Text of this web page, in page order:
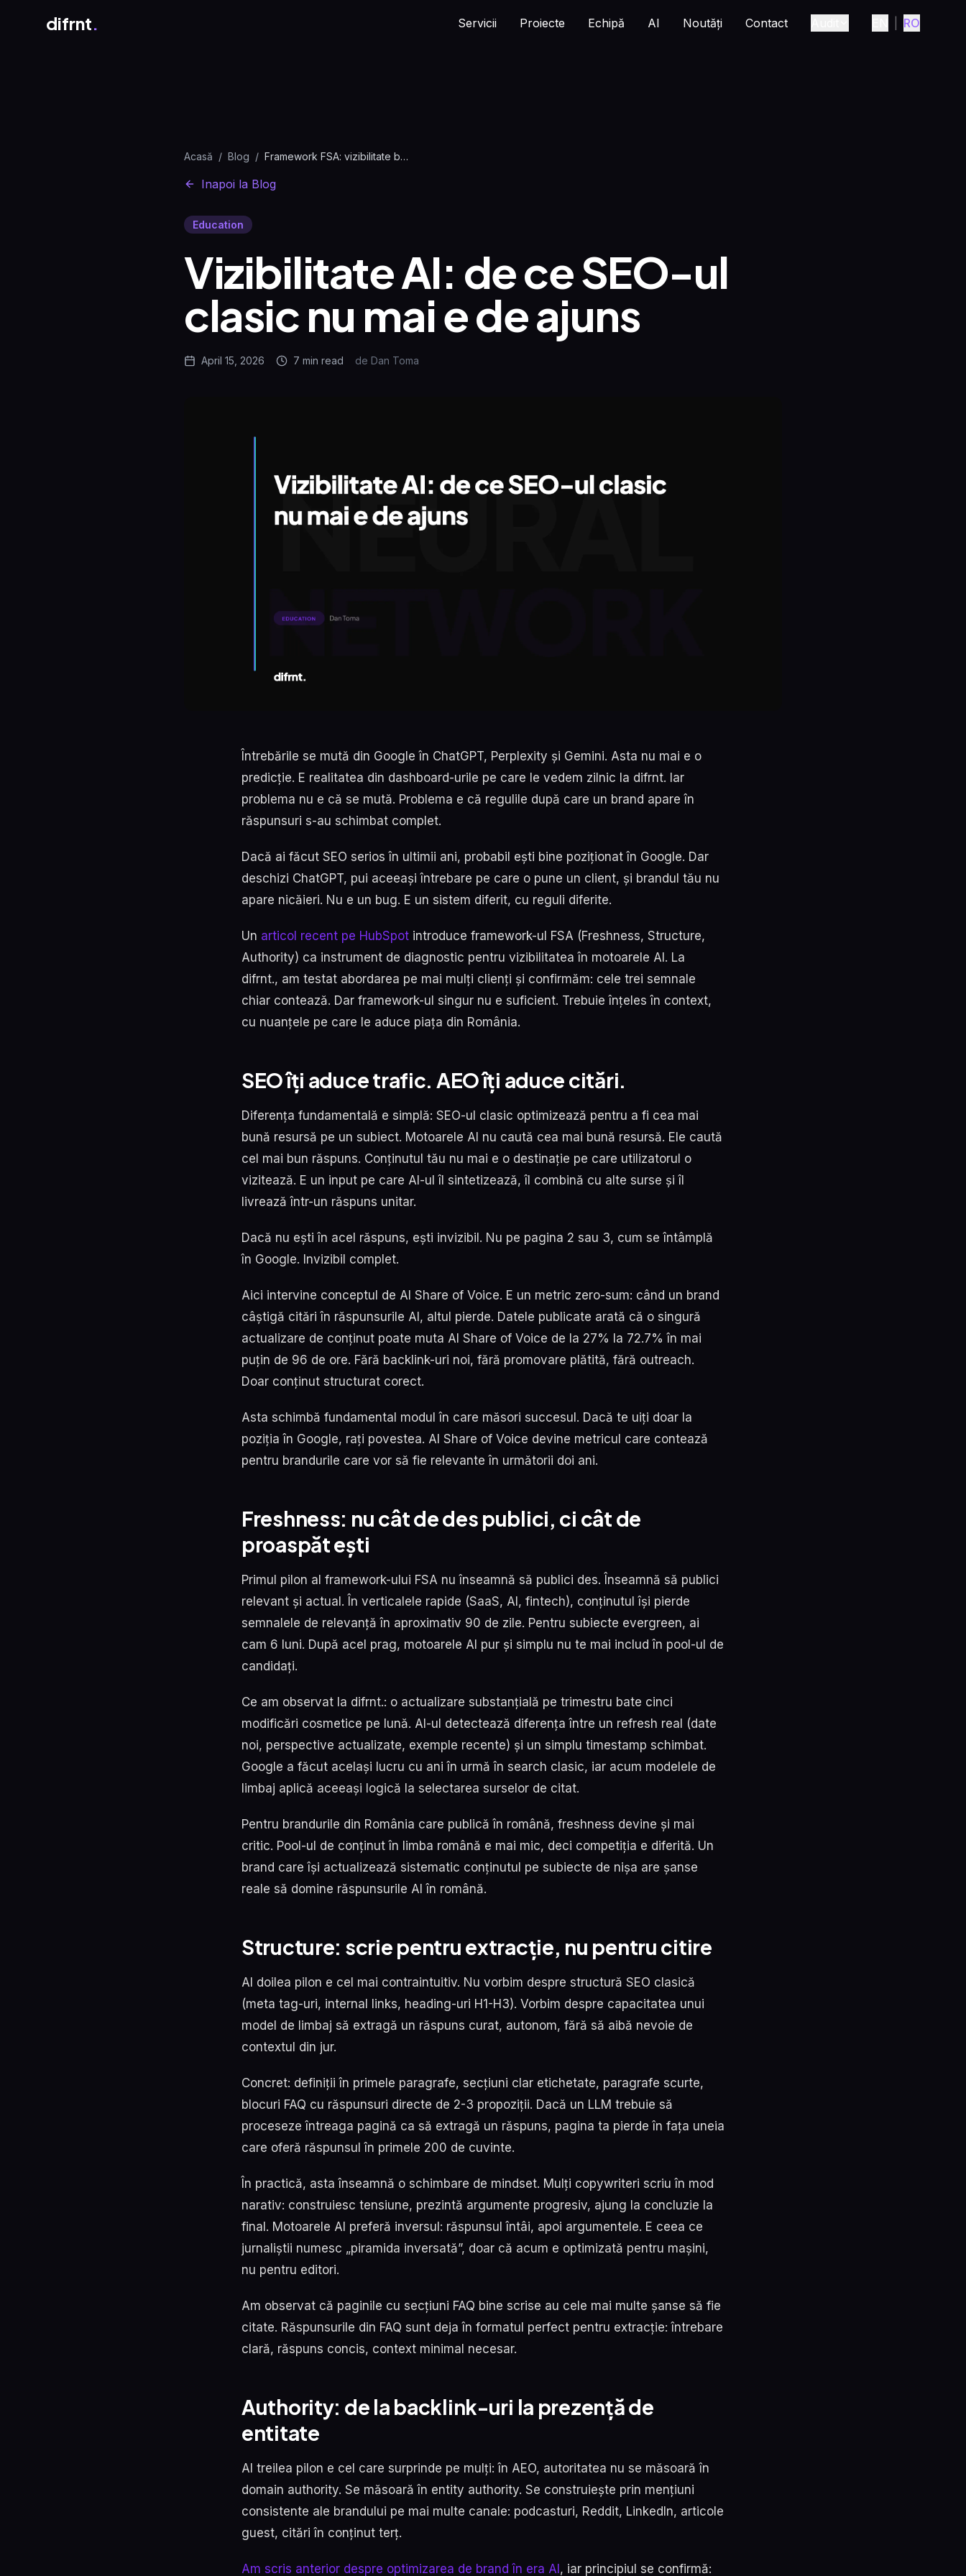
difrnt. Servicii Proiecte Echipă AI Noutăți Contact RO
Acasă / Blog / Framework FSA: vizibilitate brand în motoarele AI
Inapoi la Blog
Education
Vizibilitate AI: de ce SEO-ul
clasic nu mai e de ajuns
April 15, 2026 7 min read de Dan Toma
Întrebările se mută din Google în ChatGPT, Perplexity și Gemini. Asta nu mai e o
predicție. E realitatea din dashboard-urile pe care le vedem zilnic la difrnt. Iar
problema nu e că se mută. Problema e că regulile după care un brand apare în
răspunsuri s-au schimbat complet.
Dacă ai făcut SEO serios în ultimii ani, probabil ești bine poziționat în Google. Dar
deschizi ChatGPT, pui aceeași întrebare pe care o pune un client, și brandul tău nu
apare nicăieri. Nu e un bug. E un sistem diferit, cu reguli diferite.
Un articol recent pe HubSpot introduce framework-ul FSA (Freshness, Structure,
Authority) ca instrument de diagnostic pentru vizibilitatea în motoarele AI. La
difrnt., am testat abordarea pe mai mulți clienți și confirmăm: cele trei semnale
chiar contează. Dar framework-ul singur nu e suficient. Trebuie înțeles în context,
cu nuanțele pe care le aduce piața din România.
SEO îți aduce trafic. AEO îți aduce citări.
Diferența fundamentală e simplă: SEO-ul clasic optimizează pentru a fi cea mai
bună resursă pe un subiect. Motoarele AI nu caută cea mai bună resursă. Ele caută
cel mai bun răspuns. Conținutul tău nu mai e o destinație pe care utilizatorul o
vizitează. E un input pe care AI-ul îl sintetizează, îl combină cu alte surse și îl
livrează într-un răspuns unitar.
Dacă nu ești în acel răspuns, ești invizibil. Nu pe pagina 2 sau 3, cum se întâmplă
în Google. Invizibil complet.
Aici intervine conceptul de AI Share of Voice. E un metric zero-sum: când un brand
câștigă citări în răspunsurile AI, altul pierde. Datele publicate arată că o singură
actualizare de conținut poate muta AI Share of Voice de la 27% la 72.7% în mai
puțin de 96 de ore. Fără backlink-uri noi, fără promovare plătită, fără outreach.
Doar conținut structurat corect.
Asta schimbă fundamental modul în care măsori succesul. Dacă te uiți doar la
poziția în Google, rați povestea. AI Share of Voice devine metricul care contează
pentru brandurile care vor să fie relevante în următorii doi ani.
Freshness: nu cât de des publici, ci cât de
proaspăt ești
Primul pilon al framework-ului FSA nu înseamnă să publici des. Înseamnă să publici
relevant și actual. În verticalele rapide (SaaS, AI, fintech), conținutul își pierde
semnalele de relevanță în aproximativ 90 de zile. Pentru subiecte evergreen, ai
cam 6 luni. După acel prag, motoarele AI pur și simplu nu te mai includ în pool-ul de
candidați.
Ce am observat la difrnt.: o actualizare substanțială pe trimestru bate cinci
modificări cosmetice pe lună. AI-ul detectează diferența între un refresh real (date
noi, perspective actualizate, exemple recente) și un simplu timestamp schimbat.
Google a făcut același lucru cu ani în urmă în search clasic, iar acum modelele de
limbaj aplică aceeași logică la selectarea surselor de citat.
Pentru brandurile din România care publică în română, freshness devine și mai
critic. Pool-ul de conținut în limba română e mai mic, deci competiția e diferită. Un
brand care își actualizează sistematic conținutul pe subiecte de nișa are șanse
reale să domine răspunsurile AI în română.
Structure: scrie pentru extracție, nu pentru citire
Al doilea pilon e cel mai contraintuitiv. Nu vorbim despre structură SEO clasică
(meta tag-uri, internal links, heading-uri H1-H3). Vorbim despre capacitatea unui
model de limbaj să extragă un răspuns curat, autonom, fără să aibă nevoie de
contextul din jur.
Concret: definiții în primele paragrafe, secțiuni clar etichetate, paragrafe scurte,
blocuri FAQ cu răspunsuri directe de 2-3 propoziții. Dacă un LLM trebuie să
proceseze întreaga pagină ca să extragă un răspuns, pagina ta pierde în fața uneia
care oferă răspunsul în primele 200 de cuvinte.
În practică, asta înseamnă o schimbare de mindset. Mulți copywriteri scriu în mod
narativ: construiesc tensiune, prezintă argumente progresiv, ajung la concluzie la
final. Motoarele AI preferă inversul: răspunsul întâi, apoi argumentele. E ceea ce
jurnaliștii numesc „piramida inversată”, doar că acum e optimizată pentru mașini,
nu pentru editori.
Am observat că paginile cu secțiuni FAQ bine scrise au cele mai multe șanse să fie
citate. Răspunsurile din FAQ sunt deja în formatul perfect pentru extracție: întrebare
clară, răspuns concis, context minimal necesar.
Authority: de la backlink-uri la prezență de
entitate
Al treilea pilon e cel care surprinde pe mulți: în AEO, autoritatea nu se măsoară în
domain authority. Se măsoară în entity authority. Se construiește prin mențiuni
consistente ale brandului pe mai multe canale: podcasturi, Reddit, LinkedIn, articole
guest, citări în conținut terț.
Am scris anterior despre optimizarea de brand în era AI, iar principiul se confirmă: